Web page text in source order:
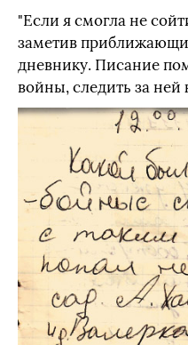
"Если я смогла не
заметив
дневнику. Писание
войны, следить за ней